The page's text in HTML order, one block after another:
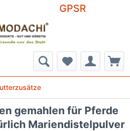
GPSR
gemahlen für Pferde
Mariendistelpulver